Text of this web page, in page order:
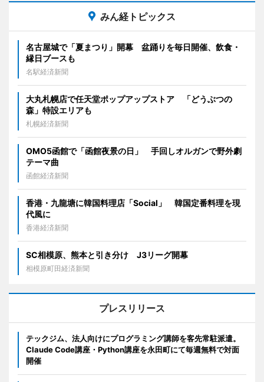
みん経トピックス
名古屋城で「夏まつり」開幕 盆踊りを毎日開催、飲食・
縁日ブースも
名駅経済新聞
大丸札幌店で任天堂ポップアップストア 「どうぶつの
森」特設エリアも
札幌経済新聞
OMO5函館で「函館夜景の日」 手回しオルガンで野外劇
テーマ曲
函館経済新聞
香港・九龍塘に韓国料理店「Social」 韓国定番料理を現
代風に
香港経済新聞
SC相模原、熊本と引き分け J3リーグ開幕
相模原町田経済新聞
プレスリリース
テックジム、法人向けにプログラミング講師を客先常駐派遣。
Claude Code講座・Python講座を永田町にて毎週無料で対面
開催